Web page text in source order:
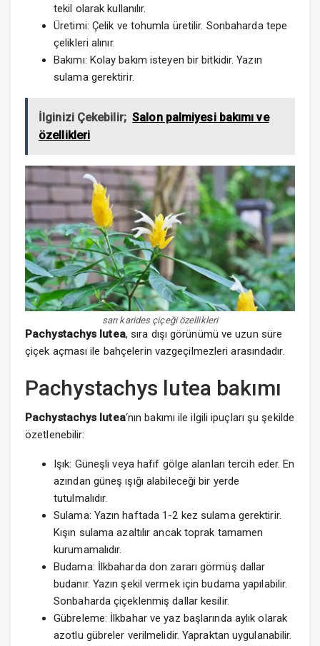
tekil olarak kullanılır.
Üretimi: Çelik ve tohumla üretilir. Sonbaharda tepe
çelikleri alınır.
Bakımı: Kolay bakım isteyen bir bitkidir. Yazın
sulama gerektirir.
İlginizi Çekebilir; Salon palmiyesi bakımı ve
özellikleri
sarı karides çiçeği özellikleri
Pachystachys lutea, sıra dışı görünümü ve uzun süre
çiçek açması ile bahçelerin vazgeçilmezleri arasındadır.
Pachystachys lutea bakımı
Pachystachys lutea‘nın bakımı ile ilgili ipuçları şu şekilde
özetlenebilir:
Işık: Güneşli veya hafif gölge alanları tercih eder. En
azından güneş ışığı alabileceği bir yerde
tutulmalıdır.
Sulama: Yazın haftada 1-2 kez sulama gerektirir.
Kışın sulama azaltılır ancak toprak tamamen
kurumamalıdır.
Budama: İlkbaharda don zararı görmüş dallar
budanır. Yazın şekil vermek için budama yapılabilir.
Sonbaharda çiçeklenmiş dallar kesilir.
Gübreleme: İlkbahar ve yaz başlarında aylık olarak
azotlu gübreler verilmelidir. Yapraktan uygulanabilir.